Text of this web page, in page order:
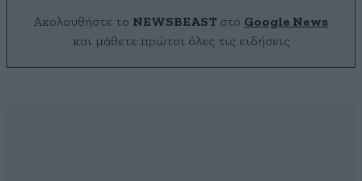
Ακολουθήστε το NEWSBEAST στο Google News
και μάθετε πρώτοι όλες τις ειδήσεις